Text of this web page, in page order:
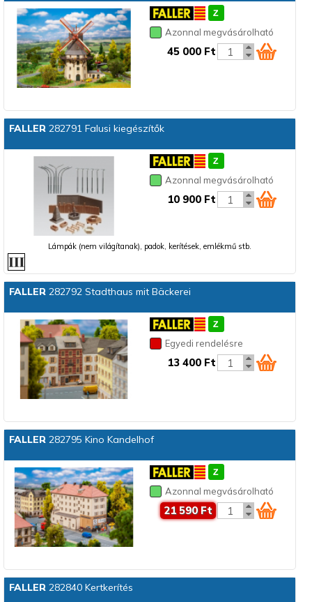
Azonnal megvásárolható
45 000 Ft
FALLER282791 Falusi kiegészítők
Azonnal megvásárolható
10 900 Ft
Lámpák (nem világítanak), padok, kerítések, emlékmű stb.
FALLER282792 Stadthaus mit Bäckerei
Egyedi rendelésre
13 400 Ft
FALLER282795 Kino Kandelhof
Azonnal megvásárolható
21 590 Ft
FALLER282840 Kertkerítés